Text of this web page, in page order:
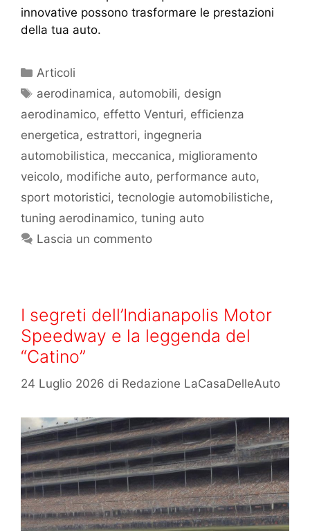
innovative possono trasformare le prestazioni
della tua auto.
Articoli
aerodinamica, automobili, design
aerodinamico, effetto Venturi, efficienza
energetica, estrattori, ingegneria
automobilistica, meccanica, miglioramento
veicolo, modifiche auto, performance auto,
sport motoristici, tecnologie automobilistiche,
tuning aerodinamico, tuning auto
Lascia un commento
I segreti dell’Indianapolis Motor
Speedway e la leggenda del
“Catino”
24 Luglio 2026 di Redazione LaCasaDelleAuto